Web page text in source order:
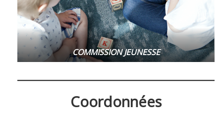
COMMISSION JEUNESSE
Coordonnées